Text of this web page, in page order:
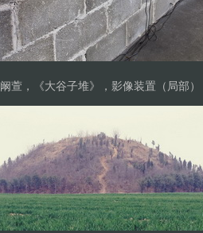
阚萱，《大谷子堆》，影像装置（局部）